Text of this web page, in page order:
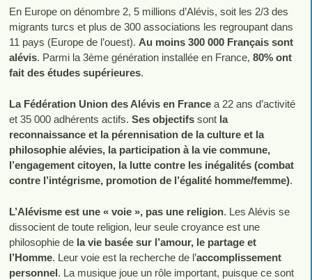
En Europe on dénombre 2, 5 millions d’Alévis, soit les 2/3 des
migrants turcs et plus de 300 associations les regroupant dans
11 pays (Europe de l’ouest). Au moins 300 000 Français sont
alévis. Parmi la 3ème génération installée en France, 80% ont
fait des études supérieures.
La Fédération Union des Alévis en Francea 22 ans d’activité
et 35 000 adhérents actifs. Ses objectifssontla
reconnaissance et la pérennisation de la culture et la
philosophie alévies, la participation à la vie commune,
l’engagement citoyen, la lutte contre les inégalités (combat
contre l’intégrisme, promotion de l’égalité homme/femme).
L’Alévisme est une « voie », pas une religion. Les Alévis se
dissocient de toute religion, leur seule croyance est une
philosophie dela vie basée sur l’amour, le partage et
l’Homme. Leur voie est la recherche de l’accomplissement
personnel. La musique joue un rôle important, puisque ce sont